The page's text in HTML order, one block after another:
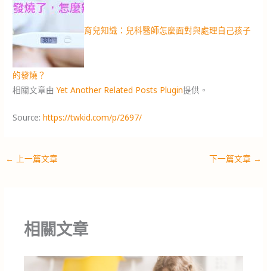
育兒知識：兒科醫師怎麼面對與處理自己孩子
的發燒？
相關文章由Yet Another Related Posts Plugin提供。
Source:https://twkid.com/p/2697/
← 上一篇文章 下一篇文章 →
相關文章